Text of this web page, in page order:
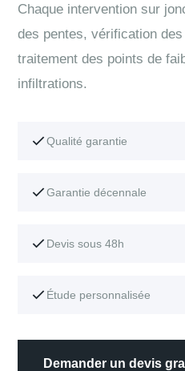
Chaque intervention sur
des pentes, vérification
traitement des points de
infiltrations.
Qualité garantie
Garantie décennale
Devis sous 48h
Étude personnalisée
Demander un devis